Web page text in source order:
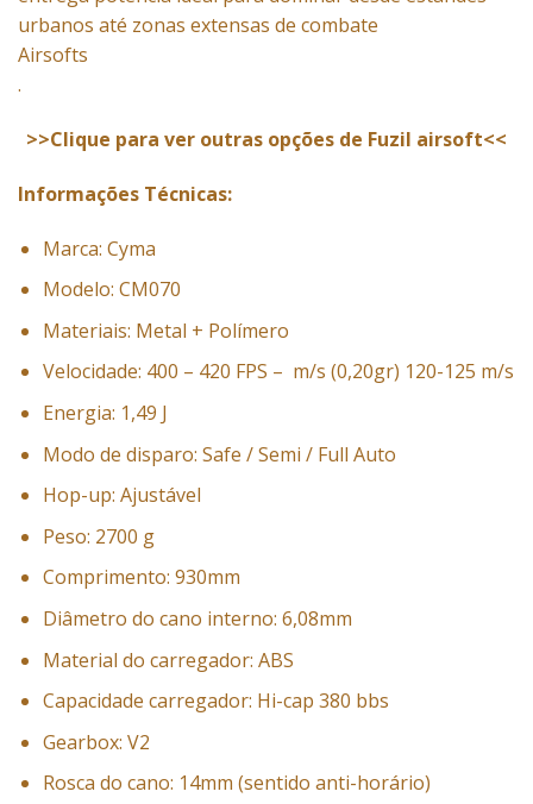
urbanos até zonas extensas de combate
Airsofts
.
>>Clique para ver outras opções de Fuzil airsoft<<
Informações Técnicas:
Marca: Cyma
Modelo: CM070
Materiais: Metal + Polímero
Velocidade: 400 – 420 FPS – m/s (0,20gr) 120-125 m/s
Energia: 1,49 J
Modo de disparo: Safe / Semi / Full Auto
Hop-up: Ajustável
Peso: 2700 g
Comprimento: 930mm
Diâmetro do cano interno: 6,08mm
Material do carregador: ABS
Capacidade carregador: Hi-cap 380 bbs
Gearbox: V2
Rosca do cano: 14mm (sentido anti-horário)